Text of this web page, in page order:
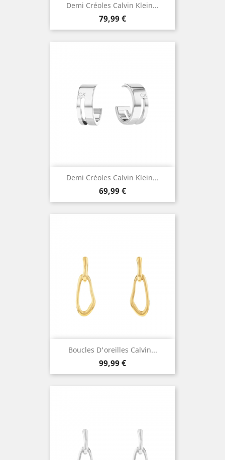
Demi Créoles Calvin Klein...
Prix
79,99 €
Demi Créoles Calvin Klein...
Prix
69,99 €
Boucles D'oreilles Calvin...
Prix
99,99 €